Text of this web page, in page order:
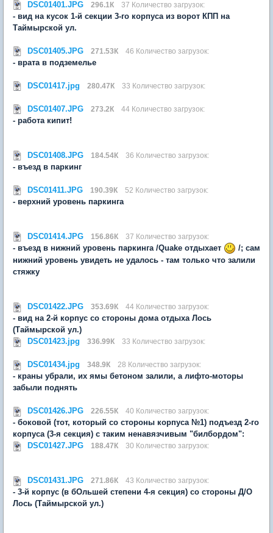
DSC01401.JPG 296.1К 37 Количество загрузок:
- вид на кусок 1-й секции 3-го корпуса из ворот КПП на
Таймырской ул.
DSC01405.JPG 271.53К 46 Количество загрузок:
- врата в подземелье
DSC01417.jpg 280.47К 33 Количество загрузок:
DSC01407.JPG 273.2К 44 Количество загрузок:
- работа кипит!
DSC01408.JPG 184.54К 36 Количество загрузок:
- въезд в паркинг
DSC01411.JPG 190.39К 52 Количество загрузок:
- верхний уровень паркинга
DSC01414.JPG 156.86К 37 Количество загрузок:
- въезд в нижний уровень паркинга /Quake отдыхает
/; сам
нижний уровень увидеть не удалось - там только что залили
стяжку
DSC01422.JPG 353.69К 44 Количество загрузок:
- вид на 2-й корпус со стороны дома отдыха Лось
(Таймырской ул.)
DSC01423.jpg
336.99К 33 Количество загрузок:
DSC01434.jpg 348.9К 28 Количество загрузок:
- краны убрали, их ямы бетоном залили, а лифто-моторы
забыли поднять
DSC01426.JPG 226.55К 40 Количество загрузок:
- боковой (тот, который со стороны корпуса №1) подъезд 2-го
корпуса (3-я секция) с таким ненавязчивым "билбордом":
DSC01427.JPG
188.47К 30 Количество загрузок:
DSC01431.JPG 271.86К 43 Количество загрузок:
- 3-й корпус (в бОльшей степени 4-я секция) со стороны Д/О
Лось (Таймырской ул.)